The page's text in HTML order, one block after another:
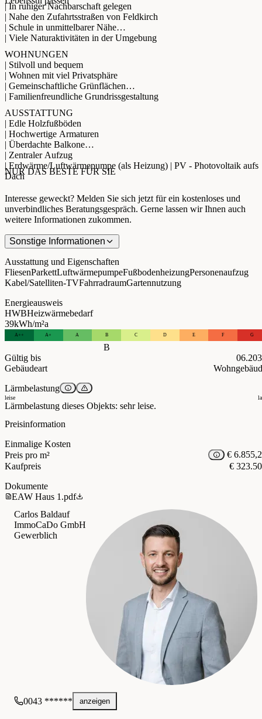
| In ruhiger Nachbarschaft gelegen
| Nahe den Zufahrtsstraßen von Feldkirch
| Schule in unmittelbarer Nähe
| Viele Naturaktivitäten in der Umgebung
WOHNUNGEN
| Stilvoll und bequem
| Wohnen mit viel Privatsphäre
| Gemeinschaftliche Grünflächen
| Familienfreundliche Grundrissgestaltung
AUSSTATTUNG
| Edle Holzfußböden
| Hochwertige Armaturen
| Überdachte Balkone
| Zentraler Aufzug
| Erdwärme/Luftwärmepumpe (als Heizung) | PV - Photovoltaik aufs
Dach
NUR DAS BESTE FÜR SIE
Interesse geweckt? Melden Sie sich jetzt für ein kostenloses und
unverbindliches Beratungsgespräch. Gerne lassen wir Ihnen auch
weitere Informationen zukommen.
Sonstige Informationen
Ausstattung und Eigenschaften
FliesenParkettLuftwärmepumpeFußbodenheizungPersonenaufzug
Kabel/Satelliten-TVFahrradraumGartennutzung
Energieausweis
HWBHeizwärmebedarf
39kWh/m²a
A++ A+ A B C D E F G
B
Gültig bis
Gebäudeart
Lärmbelastung
leise
Lärmbelastung dieses Objekts: sehr leise.
Preisinformation
Einmalige Kosten
Preis pro m²
€
Kaufpreis
€
Dokumente
EAW Haus 1.pdf
Carlos Baldauf
ImmoCaDo GmbH
Gewerblich
0043 ****** anzeigen